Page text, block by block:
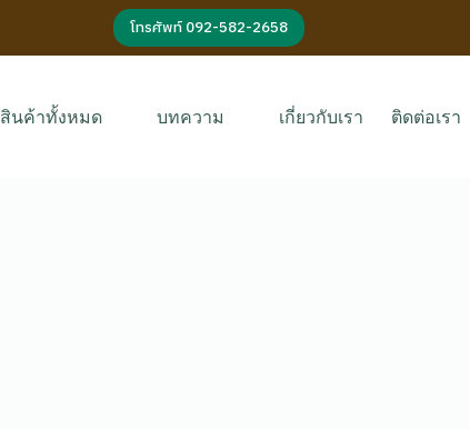
โทรศัพท์ 092-582-2658
สินค้าทั้งหมด บทความ เกี่ยวกับเรา ติดต่อเรา